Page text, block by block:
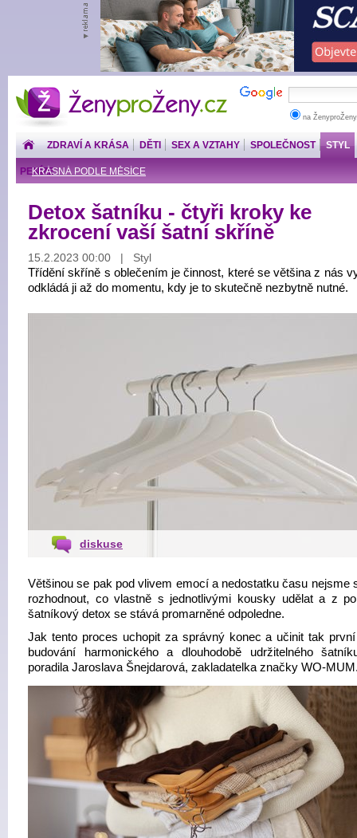
ŽenyproŽeny.cz
na
ZDRAVÍ A KRÁSA DĚTI SEX A VZTAHY SPOLEČNOST STYL
KRÁSNÁ PODLE MĚSÍCE
PENÍZE
Detox šatníku - čtyři kroky ke
zkrocení vaší šatní skříně
15.2.2023 00:00 | Styl
Třídění skříně s oblečením je činnost, které se většina z nás
odkládá ji až do momentu, kdy je to skutečně nezbytně nutné.
diskuse
Většinou se pak pod vlivem emocí a nedostatku času nejsme
rozhodnout, co vlastně s jednotlivými kousky udělat a z
šatníkový detox se stává promarněné odpoledne.
Jak tento proces uchopit za správný konec a učinit tak
budování harmonického a dlouhodobě udržitelného
poradila Jaroslava Šnejdarová, zakladatelka značky WO-